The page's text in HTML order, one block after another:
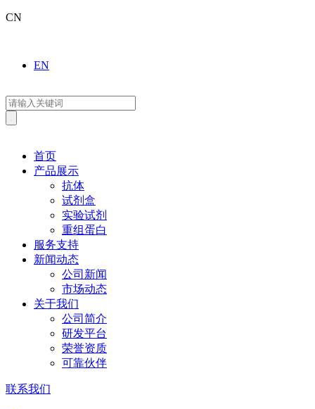
CN
EN
首页
产品展示
抗体
试剂盒
实验试剂
重组蛋白
服务支持
新闻动态
公司新闻
市场动态
关于我们
公司简介
研发平台
荣誉资质
可靠伙伴
联系我们